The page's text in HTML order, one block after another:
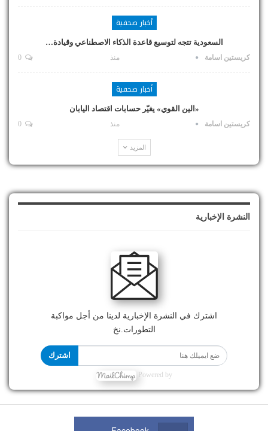
أخبار صحفية
السعودية تتجه لتوسيع قاعدة الذكاء الاصطناعي وقيادة…
كريستين اسامة منذ
أخبار صحفية
«الين القوي» يغيّر حسابات اقتصاد اليابان
كريستين اسامة منذ
المزيد
النشرة الإخبارية
اشترك في النشرة الإخبارية لدينا من أجل مواكبة
التطورات.نخ
اشترك
Powered by